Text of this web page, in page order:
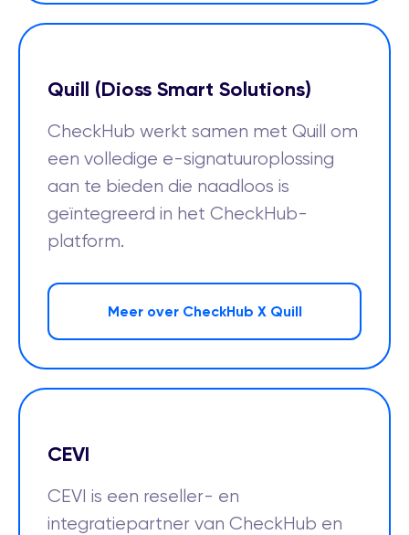
Quill (Dioss Smart Solutions)
CheckHub werkt samen met Quill om
een volledige e-signatuuroplossing
aan te bieden die naadloos is
geïntegreerd in het CheckHub-
platform.
Meer over CheckHub X Quill
CEVI
CEVI is een reseller- en
integratiepartner van CheckHub en